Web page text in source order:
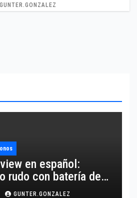
GUNTER.GONZALEZ
en español:
rudo con batería de
GUNTER.GONZALEZ